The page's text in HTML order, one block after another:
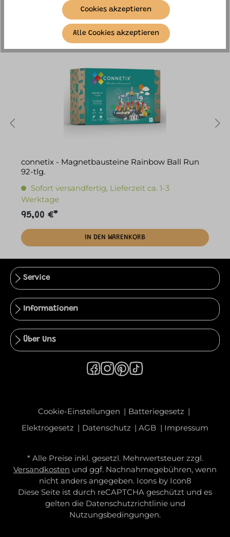
ÄHNLICHE ARTIKEL:
connetix - Magnetbausteine Rainbow Ball Run
92-tlg.
Sofort versandfertig, Lieferzeit ca. 1-3
Werktage
95,00 €*
IN DEN WARENKORB
Service
Informationen
Über Uns
Cookie-Einstellungen
Batteriegesetz
Elektrogesetz
Datenschutz AGB Impressum
* Alle Preise inkl. gesetzl. Mehrwertsteuer zzgl.
Versandkosten und ggf. Nachnahmegebühren, wenn
nicht anders angegeben. Icons by Icon8
Diese Seite ist durch reCAPTCHA geschützt und es
gelten die Datenschutzrichtlinieund
Nutzungsbedingungen.
Cookies akzeptieren
Alle Cookies akzeptieren